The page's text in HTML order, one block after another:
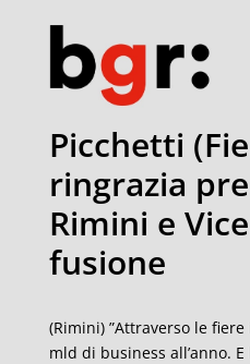
Picchetti
ringrazia
Rimini e
fusione
(Rimini) ”Attraverso le
mld di business all’anno.